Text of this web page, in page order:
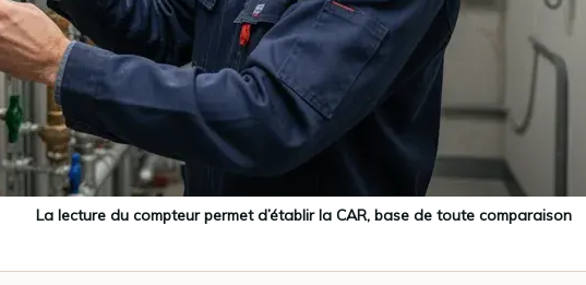
La lecture du compteur permet d’établir la CAR, base de toute comparaison